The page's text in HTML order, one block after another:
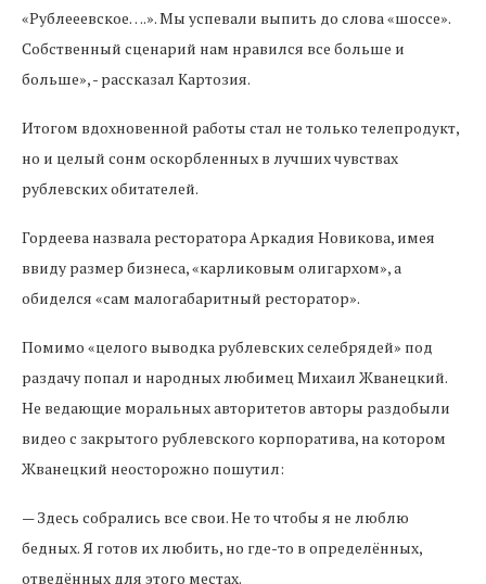
«Рублееевское….». Мы успевали выпить до слова «шоссе».
Собственный сценарий нам нравился все больше и
больше», - рассказал Картозия.
Итогом вдохновенной работы стал не только телепродукт,
но и целый сонм оскорбленных в лучших чувствах
рублевских обитателей.
Гордеева назвала ресторатора Аркадия Новикова, имея
ввиду размер бизнеса, «карликовым олигархом», а
обиделся «сам малогабаритный ресторатор».
Помимо «целого выводка рублевских селебрядей» под
раздачу попал и народных любимец Михаил Жванецкий.
Не ведающие моральных авторитетов авторы раздобыли
видео с закрытого рублевского корпоратива, на котором
Жванецкий неосторожно пошутил:
— Здесь собрались все свои. Не то чтобы я не люблю
бедных. Я готов их любить, но где-то в определённых,
отведённых для этого местах.